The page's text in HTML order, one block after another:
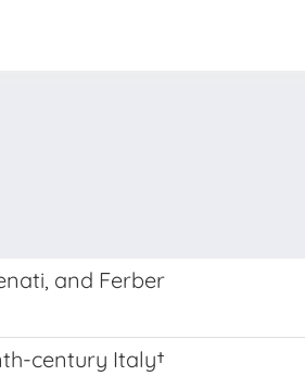
and Ferber
century Italy†